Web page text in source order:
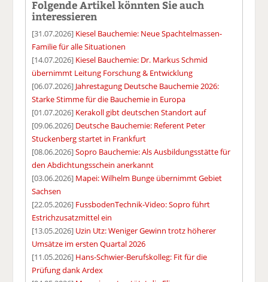
Folgende Artikel könnten Sie auch
interessieren
[31.07.2026] Kiesel Bauchemie: Neue Spachtelmassen-
Familie für alle Situationen
[14.07.2026] Kiesel Bauchemie: Dr. Markus Schmid
übernimmt Leitung Forschung & Entwicklung
[06.07.2026] Jahrestagung Deutsche Bauchemie 2026:
Starke Stimme für die Bauchemie in Europa
[01.07.2026] Kerakoll gibt deutschen Standort auf
[09.06.2026] Deutsche Bauchemie: Referent Peter
Stuckenberg startet in Frankfurt
[08.06.2026]Sopro Bauchemie: Als Ausbildungsstätte für
den Abdichtungsschein anerkannt
[03.06.2026] Mapei: Wilhelm Bunge übernimmt Gebiet
Sachsen
[22.05.2026] FussbodenTechnik-Video: Sopro führt
Estrichzusatzmittel ein
[13.05.2026] Uzin Utz: Weniger Gewinn trotz höherer
Umsätze im ersten Quartal 2026
[11.05.2026] Hans-Schwier-Berufskolleg: Fit für die
Prüfung dank Ardex